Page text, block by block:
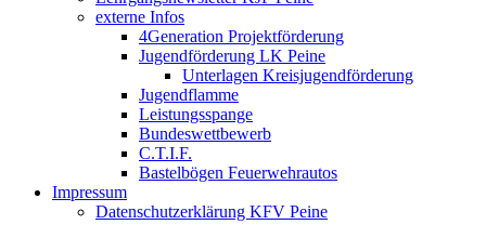
externe Infos
4Generation Projektförderung
Jugendförderung LK Peine
Unterlagen Kreisjugendförderung
Jugendflamme
Leistungsspange
Bundeswettbewerb
C.T.I.F.
Bastelbögen Feuerwehrautos
Impressum
Datenschutzerklärung KFV Peine